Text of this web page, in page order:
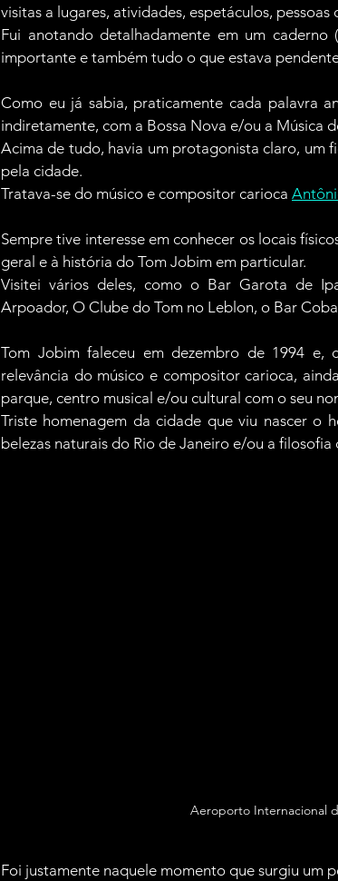
visitas a lugares, atividades, espetáculos, pessoas
Fui anotando detalhadamente em um
importante e também tudo o que estava
Como eu já sabia, praticamente cada palavra
indiretamente, com a Bossa Nova e/ou a Música
Acima de tudo, havia um protagonista claro, um
pela cidade.
Tratava-se do músico e compositor carioca
Sempre tive interesse em conhecer os locais
geral e à história do Tom Jobim em particular.
Visitei vários deles, como o Bar Garota de
Arpoador, O Clube do Tom no Leblon, o Bar
Tom Jobim faleceu em dezembro de 1994 e,
relevância do músico e compositor carioca,
parque, centro musical e/ou cultural com o seu
Triste homenagem da cidade que viu nascer o
belezas naturais do Rio de Janeiro e/ou a
Aeroporto Internacional
Foi justamente naquele momento que surgiu um